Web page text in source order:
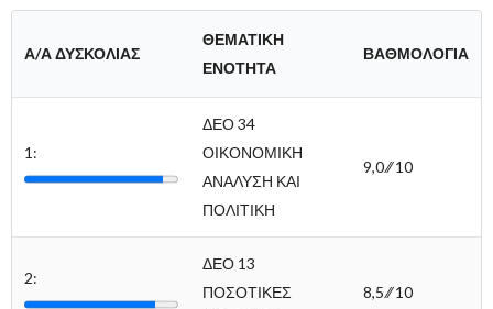
Α/Α ΔΥΣΚΟΛΙΑΣ
ΘΕΜΑΤΙΚΗ
ΕΝΟΤΗΤΑ
ΒΑΘΜΟΛΟΓΙΑ
1:
ΔΕΟ 34
ΟΙΚΟΝΟΜΙΚΗ
ΑΝΑΛΥΣΗ ΚΑΙ
ΠΟΛΙΤΙΚΗ
9,0 ∕∕ 10
2:
ΔΕΟ 13
ΠΟΣΟΤΙΚΕΣ
8,5 ∕∕ 10